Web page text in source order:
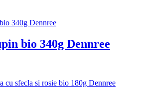
bio 340g Dennree